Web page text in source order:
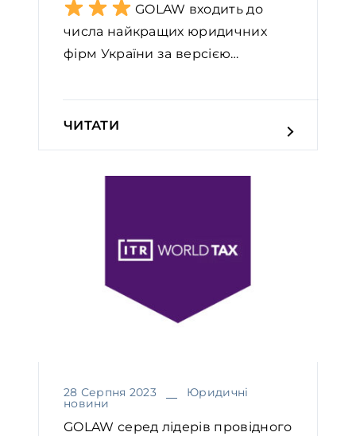
GOLAW входить до
числа найкращих юридичних
фірм України за версією
ЧИТАТИ
28 Серпня 2023 Юридичні
новини
GOLAW серед лідерів провідного